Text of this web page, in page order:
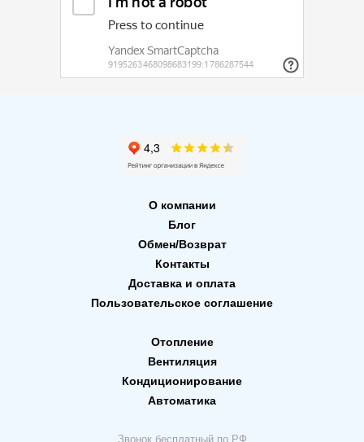
О компании
Блог
Обмен/Возврат
Контакты
Доставка и оплата
Пользовательское соглашение
Отопление
Вентиляция
Кондиционирование
Автоматика
Звонок бесплатный по РФ